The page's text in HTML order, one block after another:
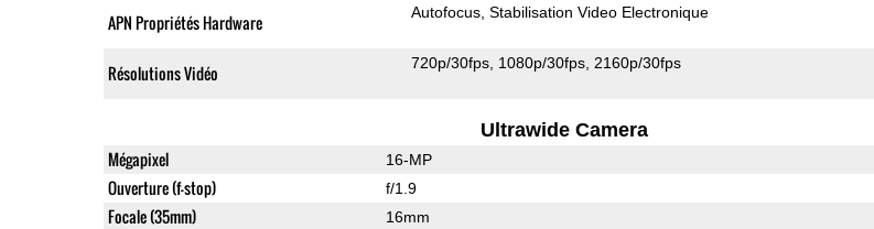
APN Propriétés Hardware Autofocus Stabilisation Video Electronique
Résolutions Vidéo 720p/30fps 1080p/30fps 2160p/30fps
Ultrawide Camera
Mégapixel 16-MP
Ouverture (f-stop) f/1.9
Focale (35mm) 16mm